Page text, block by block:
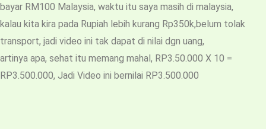
bayar RM100 Malaysia, waktu itu saya masih di malaysia,
kalau kita kira pada Rupiah lebih kurang Rp350k,belum tolak
transport, jadi video ini tak dapat di nilai dgn uang,
artinya apa, sehat itu memang mahal, RP3.50.000 X 10 =
RP3.500.000, Jadi Video ini bernilai RP3.500.000